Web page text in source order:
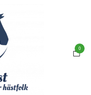
0